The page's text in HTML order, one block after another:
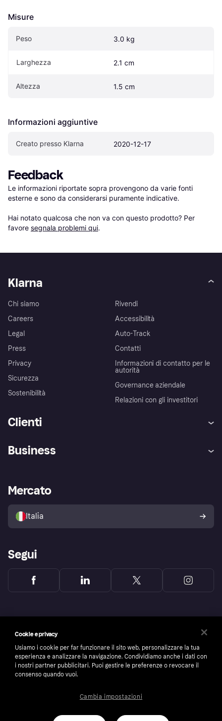
Misure
Peso 3.0 kg
Larghezza 2.1 cm
Altezza 1.5 cm
Informazioni aggiuntive
Creato presso Klarna 2020-12-17
Feedback
Le informazioni riportate sopra provengono da varie fonti
esterne e sono da considerarsi puramente indicative.
Hai notato qualcosa che non va con questo prodotto? Per
favore segnala problemi qui.
Klarna
Chi siamo
Careers
Legal
Press
Privacy
Sicurezza
Sostenibilità
Rivendi
Accessibilità
Auto-Track
Contatti
Informazioni di contatto per le
autorità
Governance aziendale
Relazioni con gli investitori
Clienti
Esplora i negozi
Politica di protezione
dell'acquirente Klarna
Business
Accesso aziende
Mercato
Italia
Segui
number: 556737-0431
Cookie e privacy
Usiamo i cookie per far funzionare il sito web, personalizzare la tua
esperienza e analizzare la navigazione. Condividiamo anche i dati con
i nostri partner pubblicitari. Puoi gestire le preferenze o revocare il
consenso quando vuoi.
Cambia impostazioni